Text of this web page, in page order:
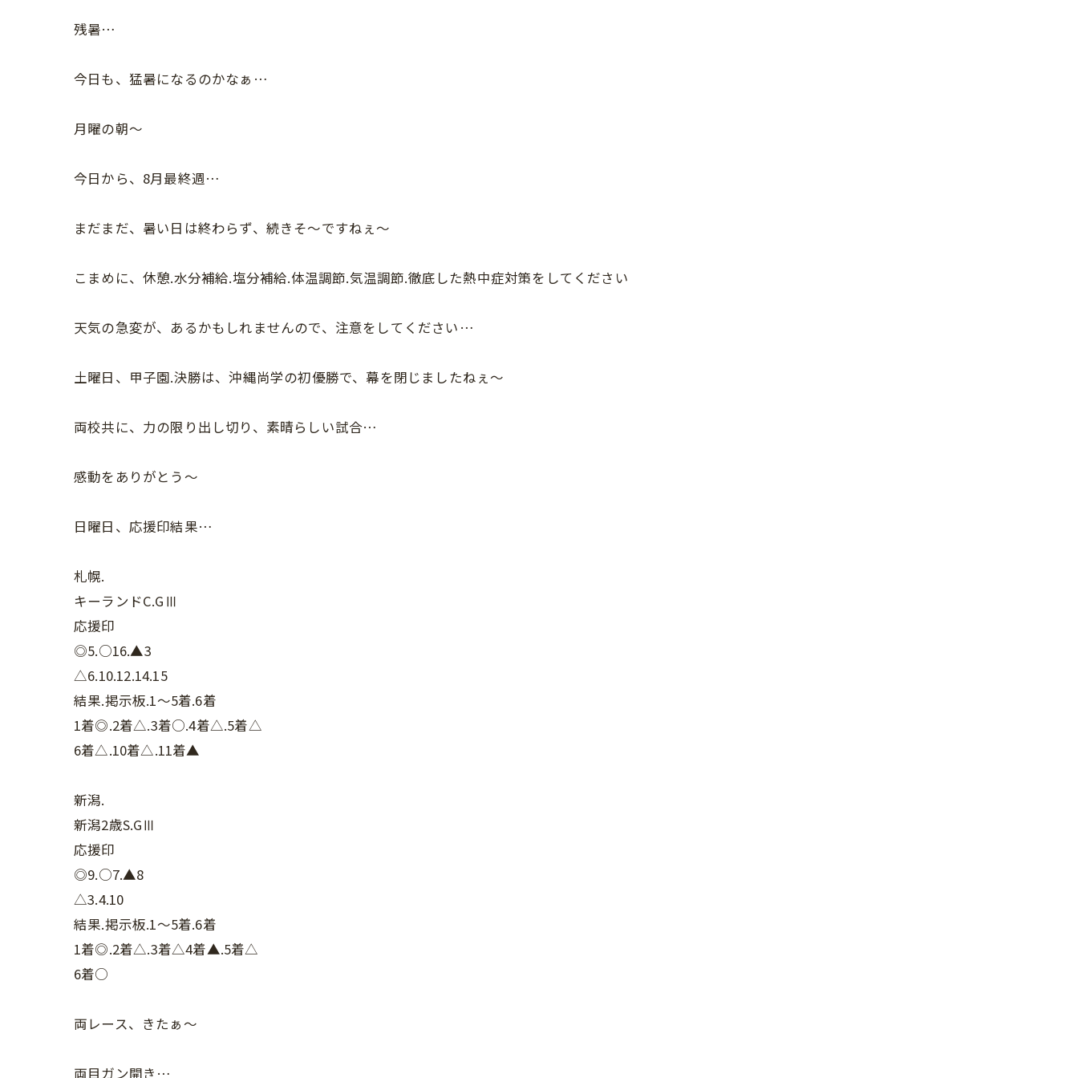
残暑…
今日も、猛暑になるのかなぁ…
月曜の朝〜
今日から、8月最終週…
まだまだ、暑い日は終わらず、続きそ〜ですねぇ〜
こまめに、休憩.水分補給.塩分補給.体温調節.気温調節.徹底した熱中症対策をしてください
天気の急変が、あるかもしれませんので、注意をしてください…
土曜日、甲子園.決勝は、沖縄尚学の初優勝で、幕を閉じましたねぇ〜
両校共に、力の限り出し切り、素晴らしい試合…
感動をありがとう〜
日曜日、応援印結果…
札幌.
キーランドC.GⅢ
応援印
◎5.○16.▲3
△6.10.12.14.15
結果.掲示板.1〜5着.6着
1着◎.2着△.3着○.4着△.5着△
6着△.10着△.11着▲
新潟.
新潟2歳S.GⅢ
応援印
◎9.○7.▲8
△3.4.10
結果.掲示板.1〜5着.6着
1着◎.2着△.3着△4着▲.5着△
6着○
両レース、きたぁ〜
両目ガン開き…